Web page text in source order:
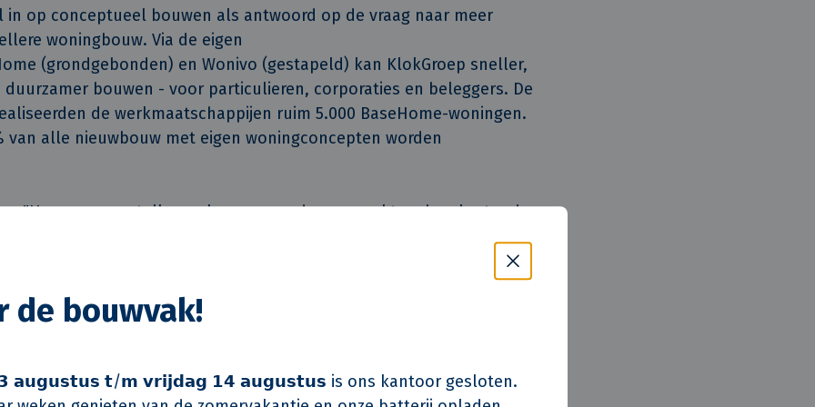
de bouwvak!
𝗮𝘂𝗴𝘂𝘀𝘁𝘂𝘀 𝘁/𝗺 𝘃𝗿𝗶𝗷𝗱𝗮𝗴 𝟭𝟰 𝗮𝘂𝗴𝘂𝘀𝘁𝘂𝘀 is ons kantoor gesloten.
in op conceptueel bouwen als antwoord op de vraag naar meer
woningbouw. Via de eigen
(grondgebonden) en Wonivo (gestapeld) kan KlokGroep sneller,
bouwen - voor particulieren, corporaties en beleggers. De
de werkmaatschappijen ruim 5.000 BaseHome-woningen.
van alle nieuwbouw met eigen woningconcepten worden
"Hoe meer aantallen er kunnen worden gemaakt en hoe korter de
vraagt ook om de juiste mensen. De netwerkorganisatie biedt
om alle kanten op te groeien, op inhoud en vakmanschap, op
of allebei, met evenveel waardering vanuit de organisatie voor